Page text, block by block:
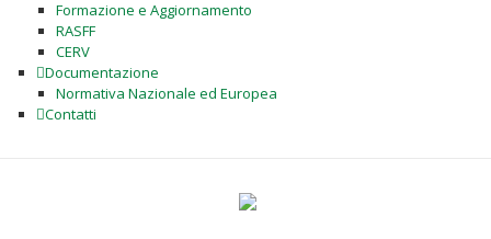
Formazione e Aggiornamento
RASFF
CERV
Documentazione
Normativa Nazionale ed Europea
Contatti